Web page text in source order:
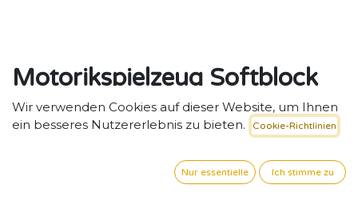
Motorikspielzeug Softblock
7-teiliges Bausteinset, blaues
Pastell
Softblock-Bausteinset 7-teilig in Türkistönen –
Kreatives Spielen und Motoriktraining.
Wir verwenden Cookies auf dieser Website, um Ihnen
ein besseres Nutzererlebnis zu bieten.
Cookie-Richtlinien
Nur essentielle Ich stimme zu